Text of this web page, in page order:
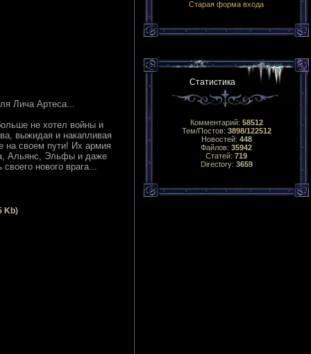
Лича Артеса...
не хотел войны и
выжидая и накапливая
на своем пути! Их армия
Альянс, Эльфы и даже
нового врага...
Kb)
Старая форма входа
Статистика
Комментарий: 58512
Тем/Постов: 3898/122512
Новостей: 448
Файлов: 35942
Статей: 719
Directory: 3659